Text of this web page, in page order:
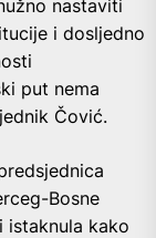
nastaviti
i dosljedno
put nema
Čović.
Bosne
istaknula kako